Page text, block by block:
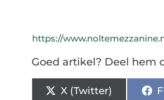
https://
Goed artikel? Deel hem
X (Twitter)